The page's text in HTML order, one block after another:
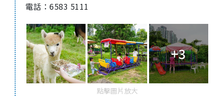
電話：6583 5111
+3
點擊圖片放大